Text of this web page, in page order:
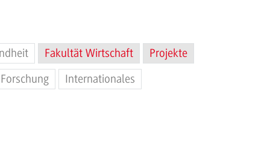
Fakultät Wirtschaft
Projekte
Forschung
Internationales